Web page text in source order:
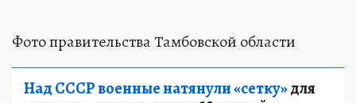
Фото правительства Тамбовской области
Над СССР военные натянули «сетку»для